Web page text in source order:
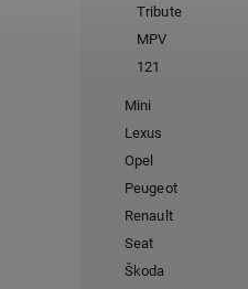
Tribute
MPV
121
Mini
Lexus
Opel
Peugeot
Renault
Seat
Škoda